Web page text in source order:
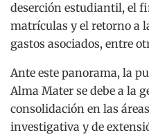
deserción estudiantil, el
matrículas y el retorno a
gastos asociados, entre
Ante este panorama, la
Alma Mater se debe a la
consolidación en las
investigativa y de